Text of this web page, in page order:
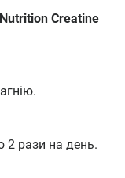
Creatine
2 рази на день.